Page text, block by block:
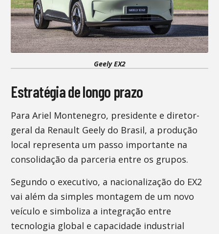
Geely EX2
Estratégia de longo prazo
Para Ariel Montenegro, presidente e diretor-
geral da Renault Geely do Brasil, a produção
local representa um passo importante na
consolidação da parceria entre os grupos.
Segundo o executivo, a nacionalização do EX2
vai além da simples montagem de um novo
veículo e simboliza a integração entre
tecnologia global e capacidade industrial